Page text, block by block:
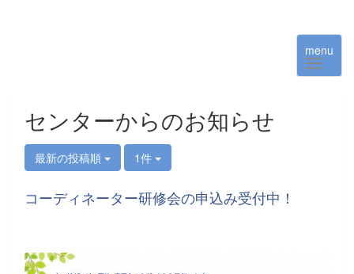
menu
センターからのお知らせ
最新の投稿順 1件
コーディネーター研修会の申込み受付中！